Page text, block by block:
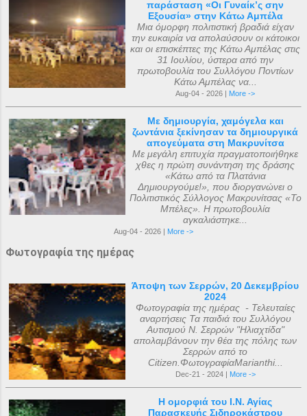
παράσταση «Οι Γυναίκ’ς σην
Εξουσία» στην Κάτω Αμπέλα
Μια όμορφη πολιτιστική βραδιά είχαν
την ευκαιρία να απολαύσουν οι κάτοικοι
και οι επισκέπτες της Κάτω Αμπέλας στις
31 Ιουλίου, ύστερα από την
πρωτοβουλία του Συλλόγου Ποντίων
Κάτω Αμπέλας να...
Aug-04 - 2026 | More ->
Με δημιουργία, χαμόγελα και
ζωντάνια ξεκίνησαν τα δημιουργικά
απογεύματα στη Μακρυνίτσα
Με μεγάλη επιτυχία πραγματοποιήθηκε
χθες η πρώτη συνάντηση της δράσης
«Κάτω από τα Πλατάνια
Δημιουργούμε!», που διοργανώνει ο
Πολιτιστικός Σύλλογος Μακρυνίτσας «Το
Μπέλες». Η πρωτοβουλία
αγκαλιάστηκε...
Aug-04 - 2026 | More ->
Φωτογραφία της ημέρας
Άποψη των Σερρών, 20 Δεκεμβρίου
2024
Φωτογραφία της ημέρας - Τελευταίες
αναρτήσεις Τα παιδιά του Συλλόγου
Αυτισμού Ν. Σερρών "Ηλιαχτίδα"
απολαμβάνουν την θέα της πόλης των
Σερρών από το
Citizen.ΦωτογραφίαMarianthi...
Dec-21 - 2024 | More ->
Η ομορφιά του Ι.Ν. Αγίας
Παρασκευής Σιδηροκάστρου